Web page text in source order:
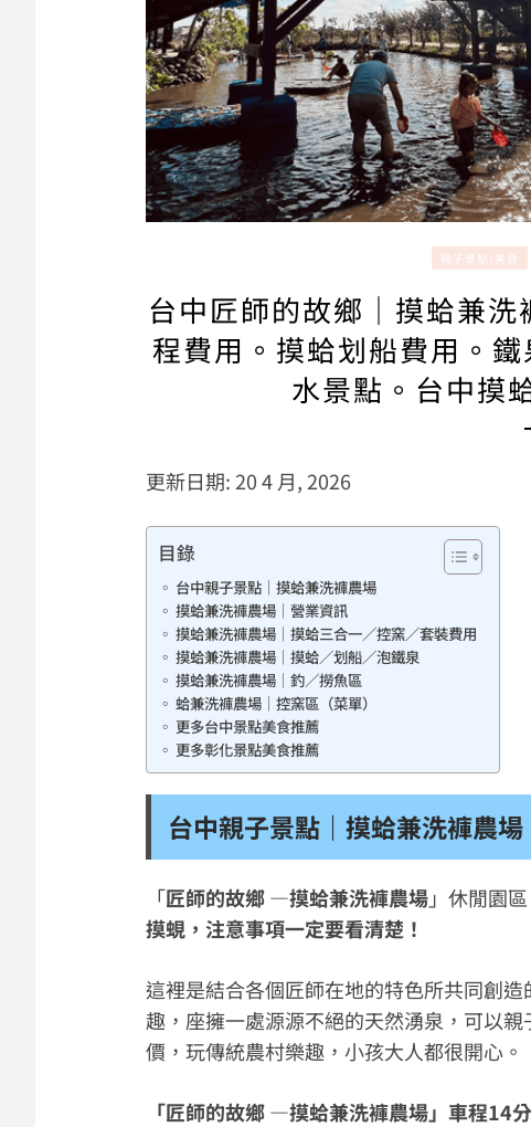
親子景點/美食
台中匠師的故鄉｜摸蛤兼
程費用。摸蛤划船費用。
水景點。台中摸
更新日期: 20 4 月, 2026
目錄
台中親子景點｜摸蛤兼洗褲農場
摸蛤兼洗褲農場｜營業資訊
摸蛤兼洗褲農場｜摸蛤三合一／控窯／套裝費用
摸蛤兼洗褲農場｜摸蛤／划船／泡鐵泉
摸蛤兼洗褲農場｜釣／撈魚區
蛤兼洗褲農場｜控窯區（菜單）
更多台中景點美食推薦
更多彰化景點美食推薦
台中親子景點｜摸蛤兼洗褲農場
「匠師的故鄉 —摸蛤兼洗褲農場」休閒園
摸蜆，注意事項一定要看清楚！
這裡是結合各個匠師在地的特色所共同創
趣，座擁一處源源不絕的天然湧泉，可以
價，玩傳統農村樂趣，小孩大人都很開心。
「匠師的故鄉 —摸蛤兼洗褲農場」車程14